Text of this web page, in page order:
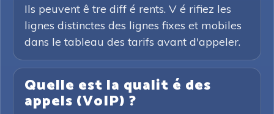
Ils peuvent ê tre diff é rents. V é rifiez les
lignes distinctes des lignes fixes et mobiles
dans le tableau des tarifs avant d'appeler.
Quelle est la qualit é des
appels (VoIP) ?